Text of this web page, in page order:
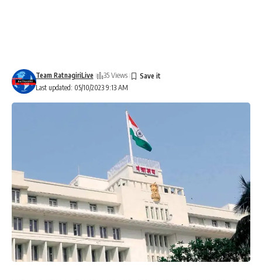
Last updated: 05/10/2023 9:13 AM
Team RatnagiriLive 35 Views